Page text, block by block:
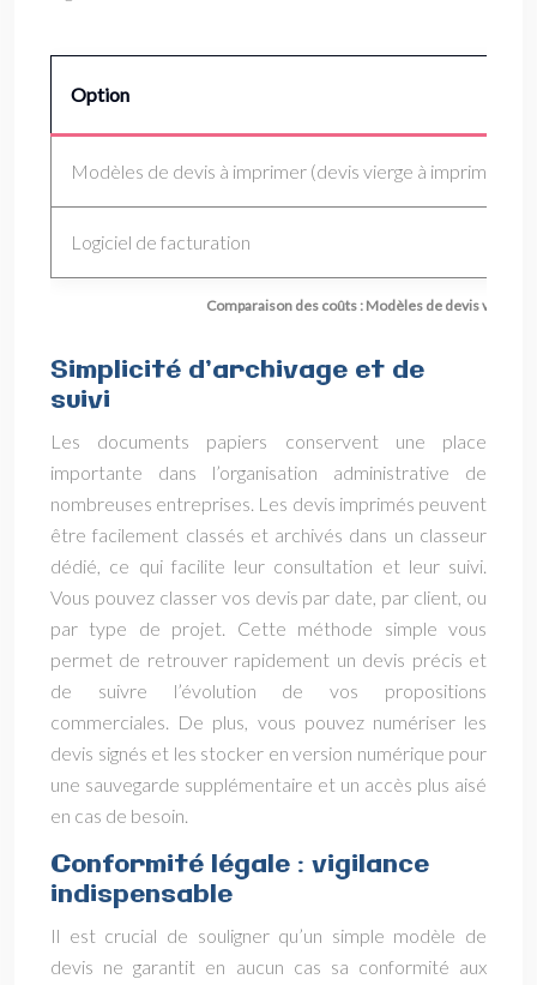
Comparaison des coûts : Modèles de devis vs.
Option
Modèles de devis à imprimer (devis vierge à imprimer)
Logiciel de facturation
Simplicité d’archivage et de
suivi
Les documents papiers conservent une place
importante dans l’organisation administrative de
nombreuses entreprises. Les devis imprimés peuvent
être facilement classés et archivés dans un classeur
dédié, ce qui facilite leur consultation et leur suivi.
Vous pouvez classer vos devis par date, par client, ou
par type de projet. Cette méthode simple vous
permet de retrouver rapidement un devis précis et
de suivre l’évolution de vos propositions
commerciales. De plus, vous pouvez numériser les
devis signés et les stocker en version numérique pour
une sauvegarde supplémentaire et un accès plus aisé
en cas de besoin.
Conformité légale : vigilance
indispensable
Il est crucial de souligner qu’un simple modèle de
devis ne garantit en aucun cas sa conformité aux